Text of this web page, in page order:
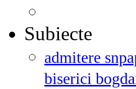
Subiecte
admitere
biserici